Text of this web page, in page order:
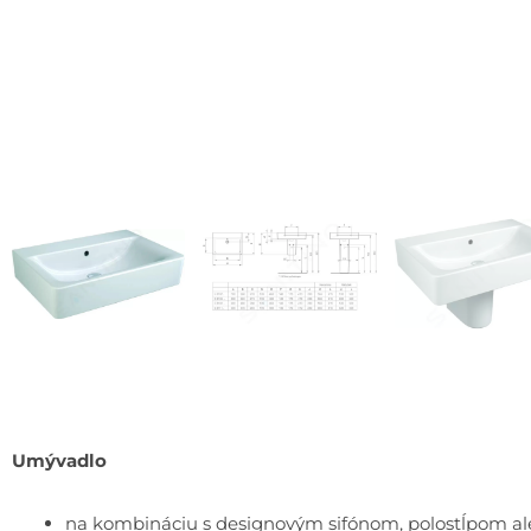
Umývadlo
na kombináciu s designovým sifónom, polostĺpom